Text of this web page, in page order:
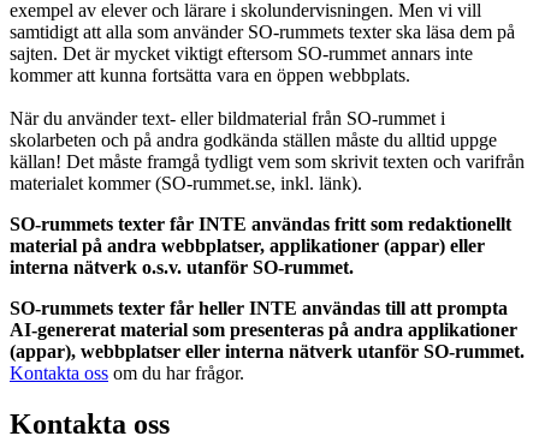
exempel av elever och lärare i skolundervisningen. Men vi vill
samtidigt att alla som använder SO-rummets texter ska läsa dem på
sajten. Det är mycket viktigt eftersom SO-rummet annars inte
kommer att kunna fortsätta vara en öppen webbplats.
När du använder text- eller bildmaterial från SO-rummet i
skolarbeten och på andra godkända ställen måste du alltid uppge
källan! Det måste framgå tydligt vem som skrivit texten och varifrån
materialet kommer (SO-rummet.se, inkl. länk).
SO-rummets texter får INTE användas fritt som redaktionellt
material på andra webbplatser, applikationer (appar) eller
interna nätverk o.s.v. utanför SO-rummet.
SO-rummets texter får heller INTE användas till att prompta
AI-genererat material som presenteras på andra applikationer
(appar), webbplatser eller interna nätverk utanför SO-rummet.
Kontakta oss om du har frågor.
Kontakta oss